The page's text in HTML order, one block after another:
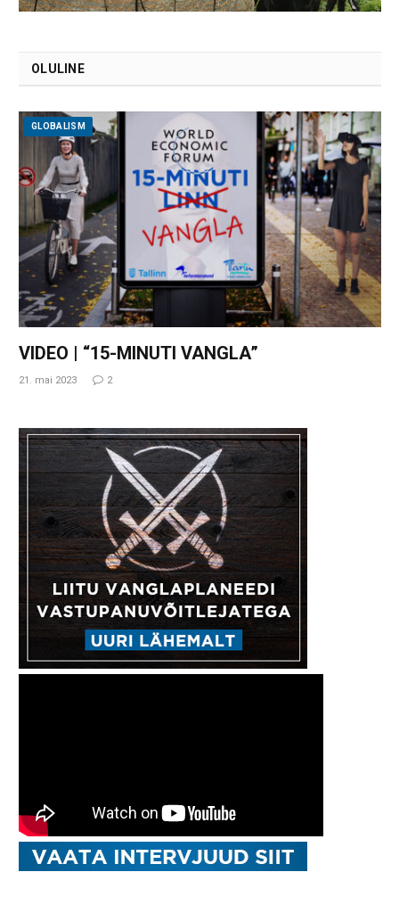
OLULINE
GLOBALISM
VIDEO | “15-MINUTI VANGLA”
21. mai 2023 2